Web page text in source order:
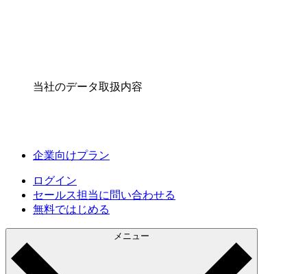
当社のデータ取扱内容
企業向けプラン
ログイン
セールス担当に問い合わせる
無料ではじめる
メニュー